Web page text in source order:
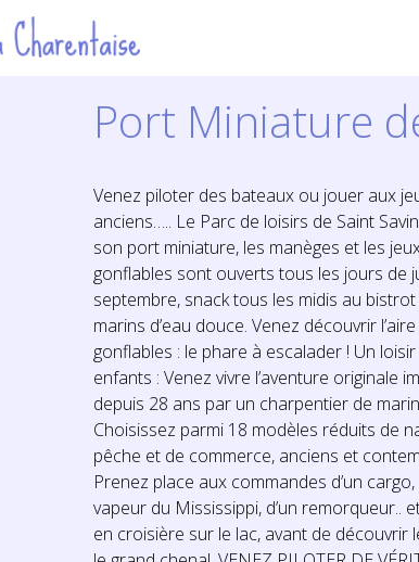
Port Miniature
Venez piloter des bateaux ou jouer aux
anciens….. Le Parc de loisirs de Saint
son port miniature, les manèges et les
gonflables sont ouverts tous les jours de
septembre, snack tous les midis au
marins d’eau douce. Venez découvrir
gonflables : le phare à escalader ! Un
enfants : Venez vivre l’aventure originale
depuis 28 ans par un charpentier de
Choisissez parmi 18 modèles réduits de
pêche et de commerce, anciens et
Prenez place aux commandes d’un cargo,
vapeur du Mississippi, d’un remorqueur..
en croisière sur le lac, avant de découvrir